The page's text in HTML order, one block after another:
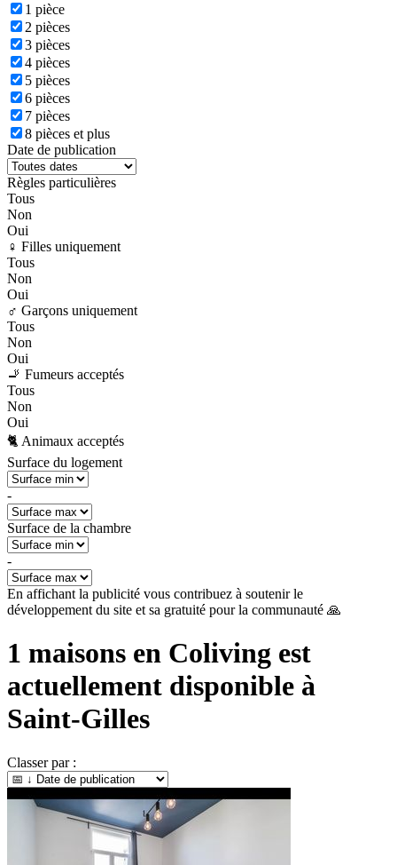
1 pièce
2 pièces
3 pièces
4 pièces
5 pièces
6 pièces
7 pièces
8 pièces et plus
Date de publication
Règles particulières
Tous
Non
Oui
♀️ Filles uniquement
Tous
Non
Oui
♂️ Garçons uniquement
Tous
Non
Oui
🚬 Fumeurs acceptés
Tous
Non
Oui
🐈 Animaux acceptés
Surface du logement
-
Surface de la chambre
-
En affichant la publicité vous contribuez à soutenir le
développement du site et sa gratuité pour la communauté 🙏
1 maisons en Coliving est
actuellement disponible à
Saint-Gilles
Classer par :